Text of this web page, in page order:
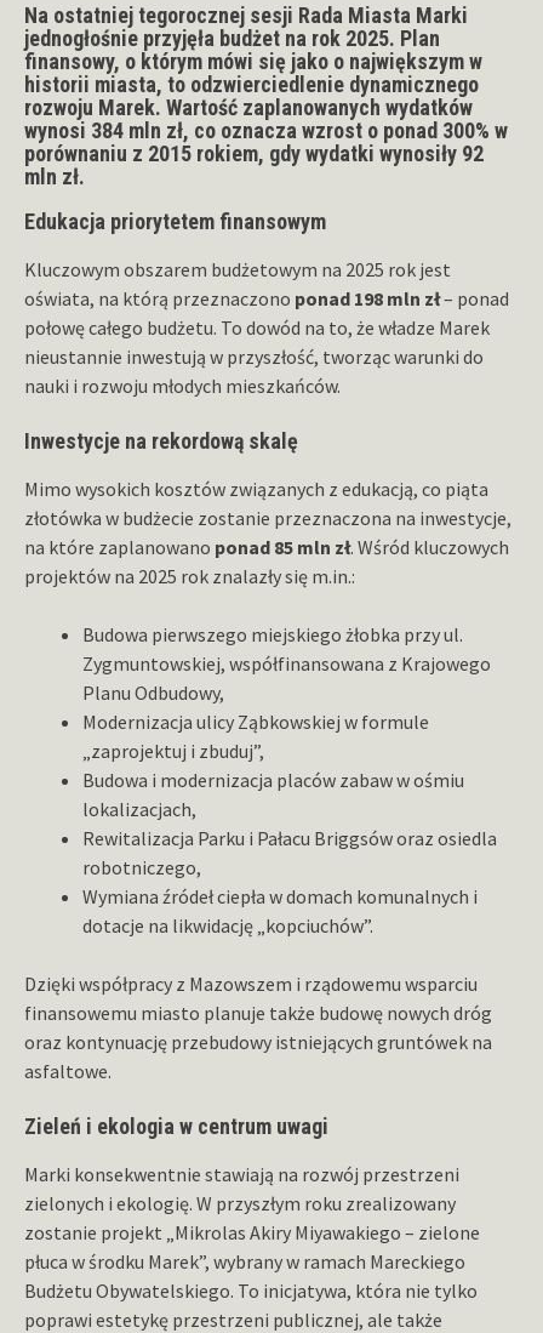
Na ostatniej tegorocznej sesji Rada Miasta Marki
jednogłośnie przyjęła budżet na rok 2025. Plan
finansowy, o którym mówi się jako o największym w
historii miasta, to odzwierciedlenie dynamicznego
rozwoju Marek. Wartość zaplanowanych wydatków
wynosi 384 mln zł, co oznacza wzrost o ponad 300% w
porównaniu z 2015 rokiem, gdy wydatki wynosiły 92
mln zł.
Edukacja priorytetem finansowym
Kluczowym obszarem budżetowym na 2025 rok jest
oświata, na którą przeznaczono ponad 198 mln zł– ponad
połowę całego budżetu. To dowód na to, że władze Marek
nieustannie inwestują w przyszłość, tworząc warunki do
nauki i rozwoju młodych mieszkańców.
Inwestycje na rekordową skalę
Mimo wysokich kosztów związanych z edukacją, co piąta
złotówka w budżecie zostanie przeznaczona na inwestycje,
na które zaplanowano ponad 85 mln zł. Wśród kluczowych
projektów na 2025 rok znalazły się m.in.:
Budowa pierwszego miejskiego żłobka przy ul.
Zygmuntowskiej, współfinansowana z Krajowego
Planu Odbudowy,
Modernizacja ulicy Ząbkowskiej w formule
„zaprojektuj i zbuduj”,
Budowa i modernizacja placów zabaw w ośmiu
lokalizacjach,
Rewitalizacja Parku i Pałacu Briggsów oraz osiedla
robotniczego,
Wymiana źródeł ciepła w domach komunalnych i
dotacje na likwidację „kopciuchów”.
Dzięki współpracy z Mazowszem i rządowemu wsparciu
finansowemu miasto planuje także budowę nowych dróg
oraz kontynuację przebudowy istniejących gruntówek na
asfaltowe.
Zieleń i ekologia w centrum uwagi
Marki konsekwentnie stawiają na rozwój przestrzeni
zielonych i ekologię. W przyszłym roku zrealizowany
zostanie projekt „Mikrolas Akiry Miyawakiego – zielone
płuca w środku Marek”, wybrany w ramach Mareckiego
Budżetu Obywatelskiego. To inicjatywa, która nie tylko
poprawi estetykę przestrzeni publicznej, ale także